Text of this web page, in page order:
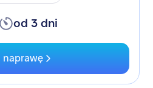
od 3 dni
naprawę